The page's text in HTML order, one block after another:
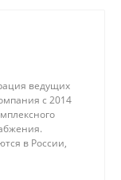
ведущих
с 2014
в России,